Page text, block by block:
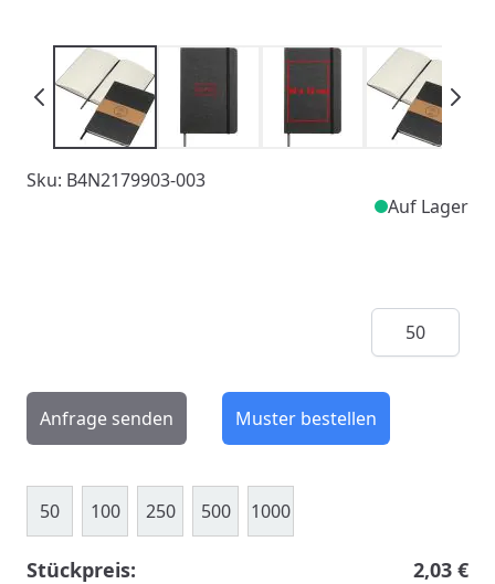
Sku: B4N2179903-003
Auf Lager
Menge
Anfrage senden Muster bestellen
50 100 250 500 1000
Stückpreis: 2,03 €